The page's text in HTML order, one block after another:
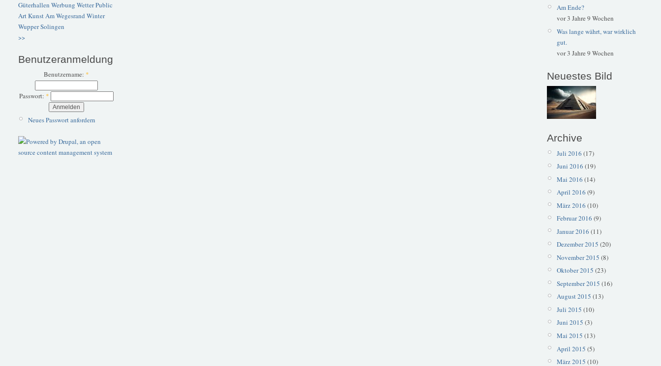
Güterhallen Werbung WetterPublic
ArtKunstAm Wegesrand Winter
WupperSolingen
>>
Benutzeranmeldung
Benutzername: *
Passwort: *
Neues Passwort anfordern
Am Ende?
vor 3 Jahre 9 Wochen
Was lange währt, war wirklich
gut.
vor 3 Jahre 9 Wochen
Neuestes Bild
Archive
Juli 2016 (17)
Juni 2016 (19)
Mai 2016 (14)
April 2016 (9)
März 2016 (10)
Februar 2016 (9)
Januar 2016 (11)
Dezember 2015 (20)
November 2015 (8)
Oktober 2015 (23)
September 2015 (16)
August 2015 (13)
Juli 2015 (10)
Juni 2015 (3)
Mai 2015 (13)
April 2015 (5)
März 2015 (10)